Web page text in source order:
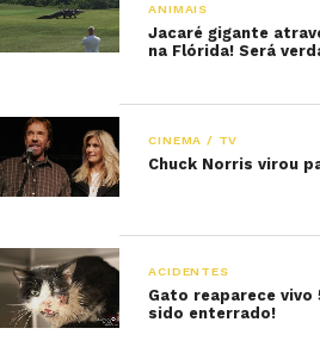
ANIMAIS
Jacaré gigante
na Flórida! Será
CINEMA / TV
Chuck Norris virou
ACIDENTES
Gato reaparece
sido enterrado!